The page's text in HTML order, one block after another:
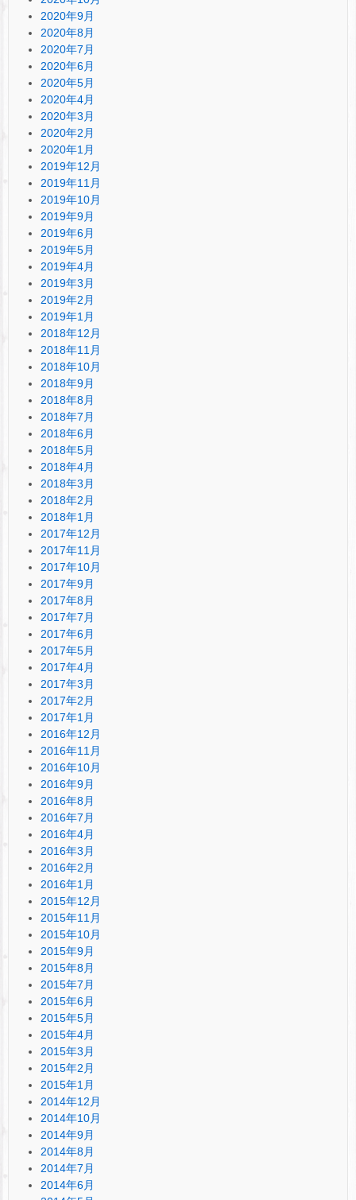
2020年9月
2020年8月
2020年7月
2020年6月
2020年5月
2020年4月
2020年3月
2020年2月
2020年1月
2019年12月
2019年11月
2019年10月
2019年9月
2019年6月
2019年5月
2019年4月
2019年3月
2019年2月
2019年1月
2018年12月
2018年11月
2018年10月
2018年9月
2018年8月
2018年7月
2018年6月
2018年5月
2018年4月
2018年3月
2018年2月
2018年1月
2017年12月
2017年11月
2017年10月
2017年9月
2017年8月
2017年7月
2017年6月
2017年5月
2017年4月
2017年3月
2017年2月
2017年1月
2016年12月
2016年11月
2016年10月
2016年9月
2016年8月
2016年7月
2016年4月
2016年3月
2016年2月
2016年1月
2015年12月
2015年11月
2015年10月
2015年9月
2015年8月
2015年7月
2015年6月
2015年5月
2015年4月
2015年3月
2015年2月
2015年1月
2014年12月
2014年10月
2014年9月
2014年8月
2014年7月
2014年6月